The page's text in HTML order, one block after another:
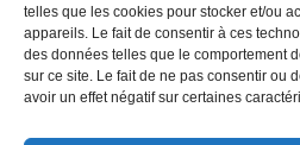
telles que les cookies pour stocker et/ou
appareils. Le fait de consentir à ces
des données telles que le comportement
sur ce site. Le fait de ne pas consentir ou
avoir un effet négatif sur certaines
10 + 12=